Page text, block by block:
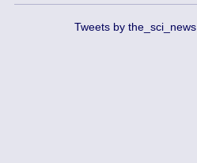
Tweets by the_sci_news